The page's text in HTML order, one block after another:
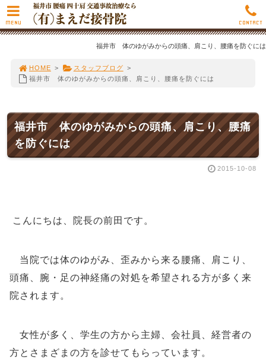
福井市 体のゆがみからの頭痛、肩こり、腰痛を防ぐには
HOME > スタッフブログ >
福井市 体のゆがみからの頭痛、肩こり、腰痛を防ぐには
福井市 体のゆがみからの頭痛、肩こり、腰痛
を防ぐには
2015-10-08
こんにちは、院長の前田です。
当院では体のゆがみ、歪みから来る腰痛、肩こり、
頭痛、腕・足の神経痛の対処を希望される方が多く来
院されます。
女性が多く、学生の方から主婦、会社員、経営者の
方とさまざまの方を診せてもらっています。
MENU CONTACT